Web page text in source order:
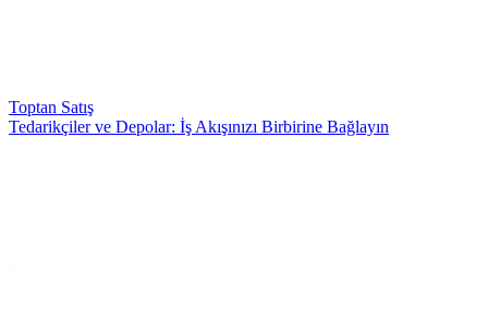
Toptan Satış
Tedarikçiler ve Depolar: İş Akışınızı Birbirine Bağlayın